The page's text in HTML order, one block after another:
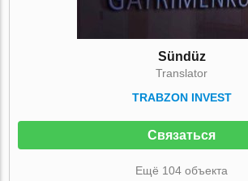
Sündüz
Translator
TRABZON INVEST
Связаться
Ещё 104 объекта